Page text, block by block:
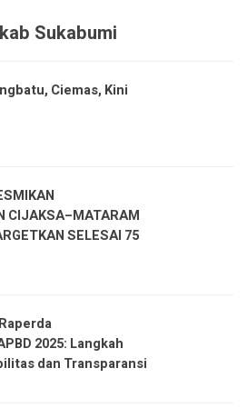
Sukabumi
Ciemas, Kini
CIJAKSA–MATARAM
SELESAI 75
2025: Langkah
dan Transparansi